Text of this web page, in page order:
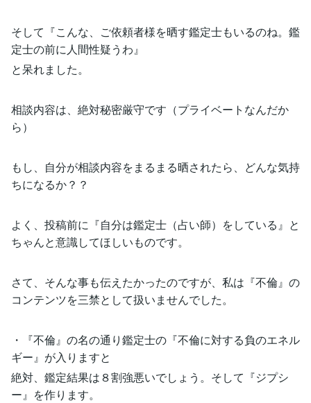
そして『こんな、ご依頼者様を晒す鑑定士もいるのね。鑑
定士の前に人間性疑うわ』
と呆れました。
相談内容は、絶対秘密厳守です（プライベートなんだか
ら）
もし、自分が相談内容をまるまる晒されたら、どんな気持
ちになるか？？
よく、投稿前に『自分は鑑定士（占い師）をしている』と
ちゃんと意識してほしいものです。
さて、そんな事も伝えたかったのですが、私は『不倫』の
コンテンツを三禁として扱いませんでした。
・『不倫』の名の通り鑑定士の『不倫に対する負のエネル
ギー』が入りますと
絶対、鑑定結果は８割強悪いでしょう。そして『ジプシ
ー』を作ります。